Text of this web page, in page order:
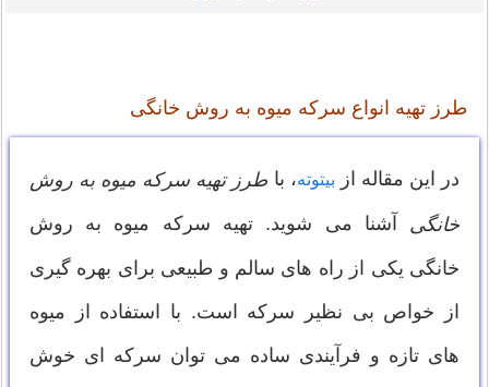
طرز تهیه انواع سرکه میوه به روش خانگی
در این مقاله از بیتوته، با طرز تهیه سرکه میوه به روش
خانگی آشنا می شوید. تهیه سرکه میوه به روش
خانگی یکی از راه های سالم و طبیعی برای بهره گیری
از خواص بی نظیر سرکه است. با استفاده از میوه
های تازه و فرآیندی ساده می توان سرکه ای خوش